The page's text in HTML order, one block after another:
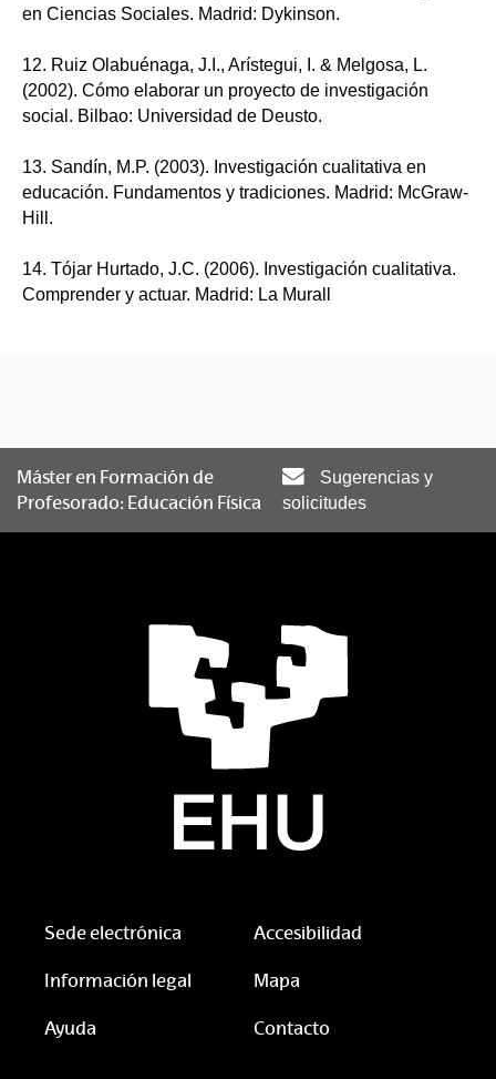
en Ciencias Sociales. Madrid: Dykinson.
12. Ruiz Olabuénaga, J.I., Arístegui, I. & Melgosa, L.
(2002). Cómo elaborar un proyecto de investigación
social. Bilbao: Universidad de Deusto.
13. Sandín, M.P. (2003). Investigación cualitativa en
educación. Fundamentos y tradiciones. Madrid: McGraw-
Hill.
14. Tójar Hurtado, J.C. (2006). Investigación cualitativa.
Comprender y actuar. Madrid: La Murall
Máster en Formación de
Profesorado: Educación Física
Sugerencias y
solicitudes
Sede electrónica Accesibilidad
Información legal Mapa
Ayuda Contacto